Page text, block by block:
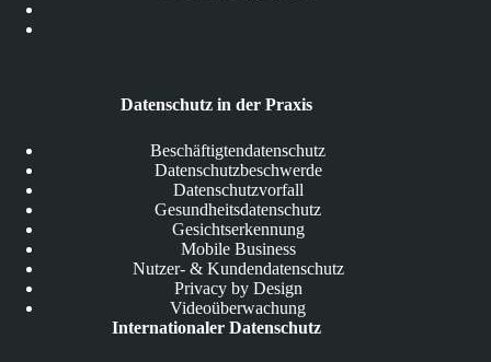
Datenschutz in der Praxis
Beschäftigtendatenschutz
Datenschutzbeschwerde
Datenschutzvorfall
Gesundheitsdatenschutz
Gesichtserkennung
Mobile Business
Nutzer- & Kundendatenschutz
Privacy by Design
Videoüberwachung
Internationaler Datenschutz